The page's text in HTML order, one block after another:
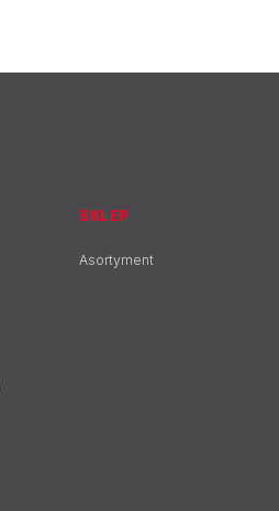
SKLEP
Asortyment